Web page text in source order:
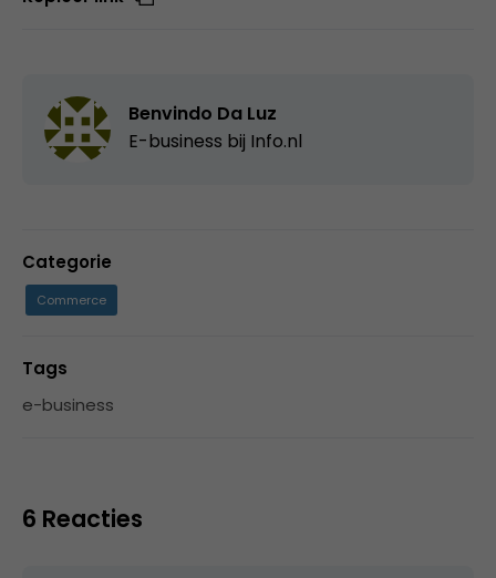
Benvindo Da Luz
E-business bij Info.nl
Categorie
Commerce
Tags
e-business
6 Reacties